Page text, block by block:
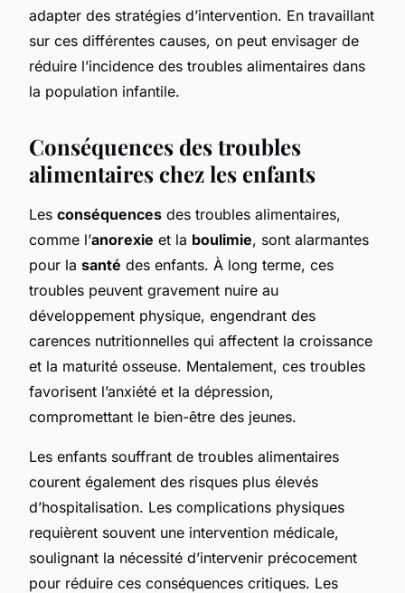
adapter des stratégies d’intervention. En travaillant
sur ces différentes causes, on peut envisager de
réduire l’incidence des troubles alimentaires dans
la population infantile.
Conséquences des troubles
alimentaires chez les enfants
Les conséquences des troubles alimentaires,
comme l’anorexie et la boulimie, sont alarmantes
pour la santé des enfants. À long terme, ces
troubles peuvent gravement nuire au
développement physique, engendrant des
carences nutritionnelles qui affectent la croissance
et la maturité osseuse. Mentalement, ces troubles
favorisent l’anxiété et la dépression,
compromettant le bien-être des jeunes.
Les enfants souffrant de troubles alimentaires
courent également des risques plus élevés
d’hospitalisation. Les complications physiques
requièrent souvent une intervention médicale,
soulignant la nécessité d’intervenir précocement
pour réduire ces conséquences critiques. Les